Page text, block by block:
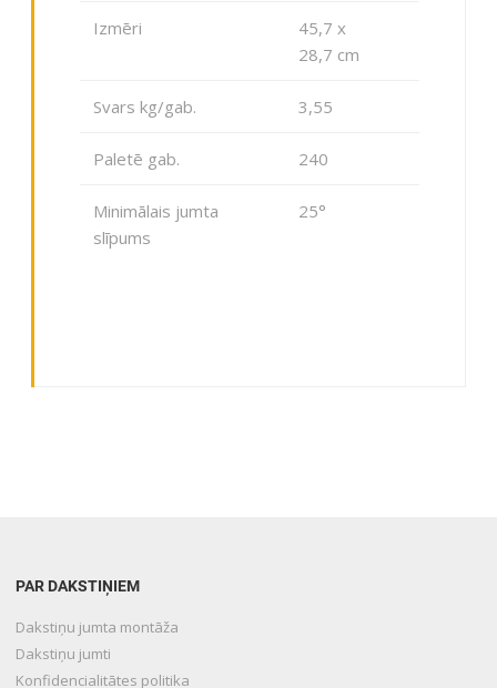
Izmēri
45,7 x
28,7 сm
Svars kg/gab. 3,55
Paletē gab. 240
Minimālais jumta
slīpums
25°
PAR DAKSTIŅIEM
Dakstiņu jumta montāža
Dakstiņu jumti
Konfidencialitātes politika